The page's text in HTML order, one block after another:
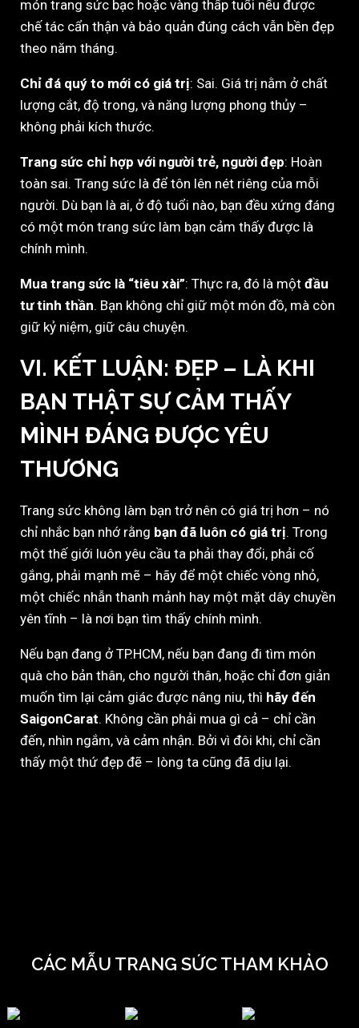
món trang sức bạc hoặc vàng thấp tuổi nếu được
chế tác cẩn thận và bảo quản đúng cách vẫn bền đẹp
theo năm tháng.
Chỉ đá quý to mới có giá trị: Sai. Giá trị nằm ở chất
lượng cắt, độ trong, và năng lượng phong thủy –
không phải kích thước.
Trang sức chỉ hợp với người trẻ, người đẹp: Hoàn
toàn sai. Trang sức là để tôn lên nét riêng của mỗi
người. Dù bạn là ai, ở độ tuổi nào, bạn đều xứng đáng
có một món trang sức làm bạn cảm thấy được là
chính mình.
Mua trang sức là “tiêu xài”: Thực ra, đó là một đầu
tư tinh thần. Bạn không chỉ giữ một món đồ, mà còn
giữ kỷ niệm, giữ câu chuyện.
VI. KẾT LUẬN: ĐẸP – LÀ KHI
BẠN THẬT SỰ CẢM THẤY
MÌNH ĐÁNG ĐƯỢC YÊU
THƯƠNG
Trang sức không làm bạn trở nên có giá trị hơn – nó
chỉ nhắc bạn nhớ rằng bạn đã luôn có giá trị. Trong
một thế giới luôn yêu cầu ta phải thay đổi, phải cố
gắng, phải mạnh mẽ – hãy để một chiếc vòng nhỏ,
một chiếc nhẫn thanh mảnh hay một mặt dây chuyền
yên tĩnh – là nơi bạn tìm thấy chính mình.
Nếu bạn đang ở TP.HCM, nếu bạn đang đi tìm món
quà cho bản thân, cho người thân, hoặc chỉ đơn giản
muốn tìm lại cảm giác được nâng niu, thì hãy đến
SaigonCarat. Không cần phải mua gì cả – chỉ cần
đến, nhìn ngắm, và cảm nhận. Bởi vì đôi khi, chỉ cần
thấy một thứ đẹp đẽ – lòng ta cũng đã dịu lại.
CÁC MẪU TRANG SỨC THAM KHẢO